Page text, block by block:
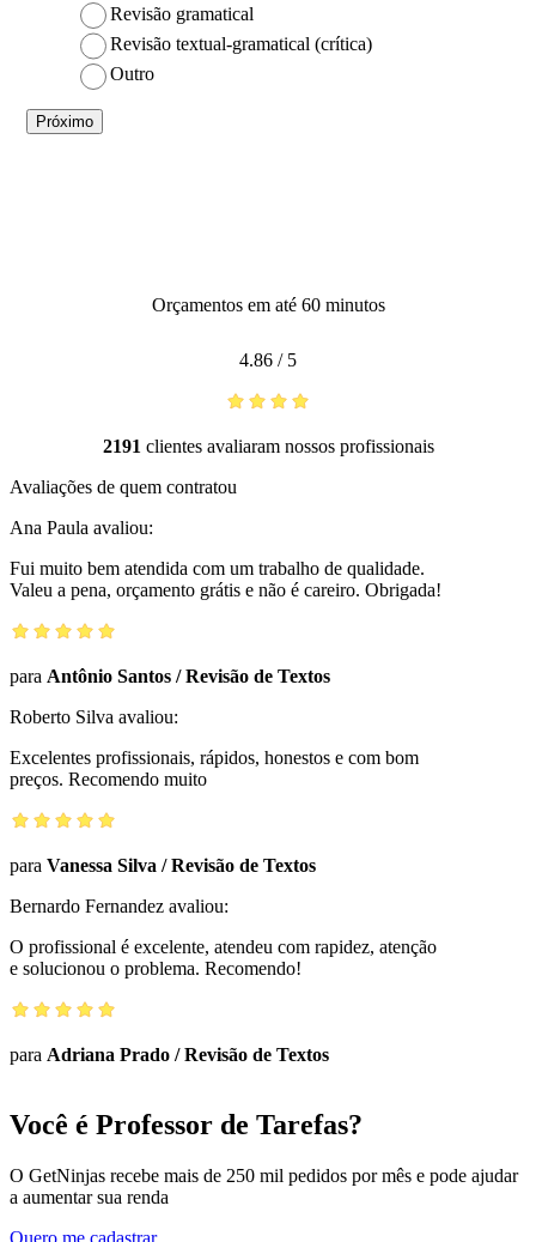
Revisão gramatical
Revisão textual-gramatical (crítica)
Outro
Próximo
Orçamentos em até 60 minutos
4.86 / 5
2191 clientes avaliaram nossos profissionais
Avaliações de quem contratou
Ana Paula avaliou:
Fui muito bem atendida com um trabalho de qualidade.
Valeu a pena, orçamento grátis e não é careiro. Obrigada!
para Antônio Santos /Revisão de Textos
Roberto Silva avaliou:
Excelentes profissionais, rápidos, honestos e com bom
preços. Recomendo muito
para Vanessa Silva /Revisão de Textos
Bernardo Fernandez avaliou:
O profissional é excelente, atendeu com rapidez, atenção
e solucionou o problema. Recomendo!
para Adriana Prado /Revisão de Textos
Você é Professor de Tarefas?
O GetNinjas recebe mais de 250 mil pedidos por mês e pode ajudar
a aumentar sua renda
Quero me cadastrar